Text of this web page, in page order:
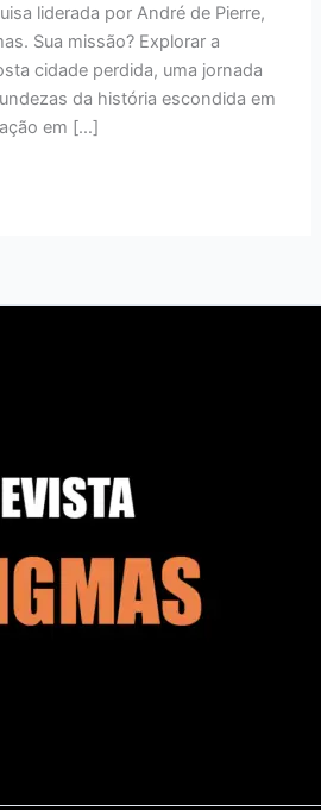
liderada por André de Pierre,
Sua missão? Explorar a
cidade perdida, uma jornada
da história escondida em
em […]